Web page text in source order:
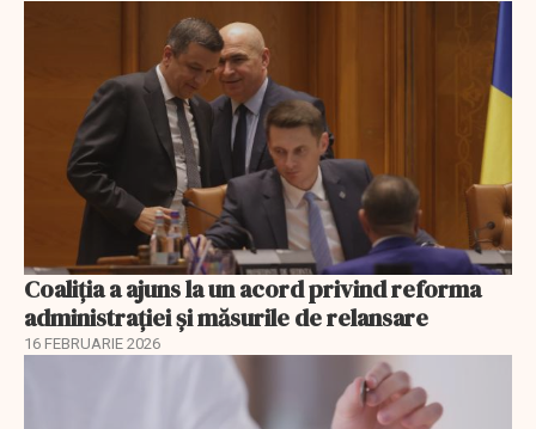
Coaliția a ajuns la un acord privind reforma
administrației și măsurile de relansare
16 FEBRUARIE 2026